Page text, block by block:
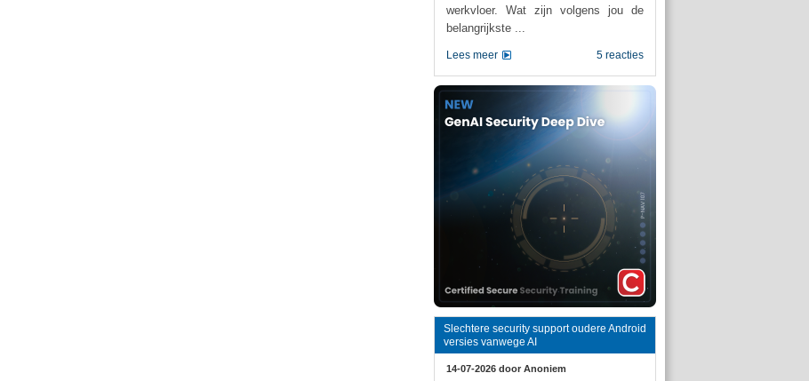
werkvloer. Wat zijn volgens jou de
belangrijkste ...
5 reacties
Lees meer
Slechtere security support oudere Android
versies vanwege AI
14-07-2026 door Anoniem